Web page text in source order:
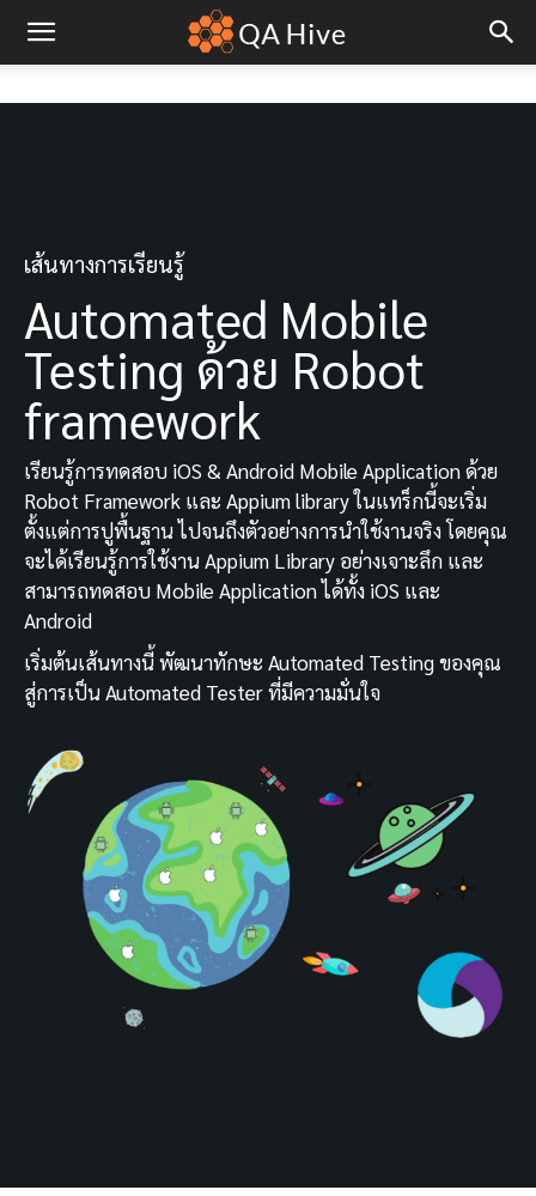
เส้นทางการเรียนรู้
Automated Mobile
Testing ด้วย Robot
framework
เรียนรู้การทดสอบ iOS & Android Mobile Application ด้วย
Robot Framework และ Appium library ในแทร็กนี้จะเริ่ม
ตั้งแต่การปูพื้นฐาน ไปจนถึงตัวอย่างการนำใช้งานจริง โดยคุณ
จะได้เรียนรู้การใช้งาน Appium Library อย่างเจาะลึก และ
สามารถทดสอบ Mobile Application ได้ทั้ง iOS และ
Android
เริ่มต้นเส้นทางนี้ พัฒนาทักษะ Automated Testing ของคุณ
สู่การเป็น Automated Tester ที่มีความมั่นใจ